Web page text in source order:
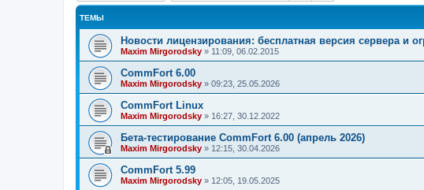
ТЕМЫ
Новости лицензирования: бесплатная версия сервера и
Maxim Mirgorodsky » 11:09, 06.02.2015
CommFort 6.00
Maxim Mirgorodsky » 09:23, 25.05.2026
CommFort Linux
Maxim Mirgorodsky » 16:27, 30.12.2022
Бета-тестирование CommFort 6.00 (апрель 2026)
Maxim Mirgorodsky » 12:15, 30.04.2026
CommFort 5.99
Maxim Mirgorodsky » 12:05, 19.05.2025